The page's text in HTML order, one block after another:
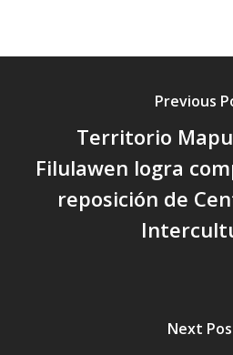
Previous
Territorio
Filulawen logra
reposición de
Next